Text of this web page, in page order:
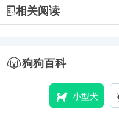
相关阅读
狗狗百科
小型犬